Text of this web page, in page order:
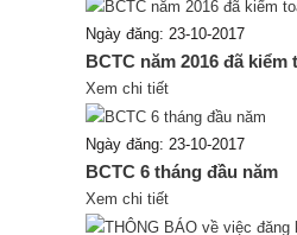
Ngày đăng: 23-10-2017
BCTC năm 2016 đã kiểm
Xem chi tiết
Ngày đăng: 23-10-2017
BCTC 6 tháng đầu năm
Xem chi tiết